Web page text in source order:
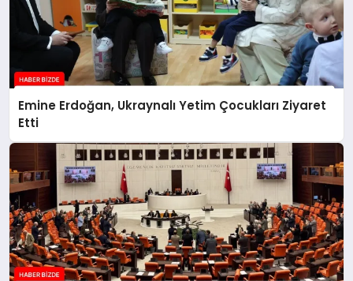
Emine Erdoğan, Ukraynalı Yetim Çocukları Ziyaret
Etti